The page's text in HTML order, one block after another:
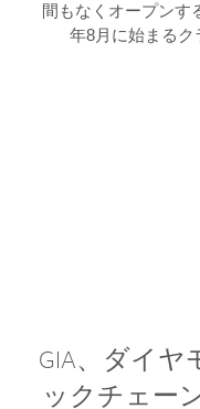
間もなくオープンす
年8月に始まるク
GIA、ダイヤ
ックチェー